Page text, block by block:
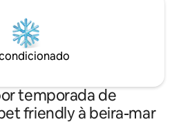
viajar.
temporada de
friendly à beira-mar